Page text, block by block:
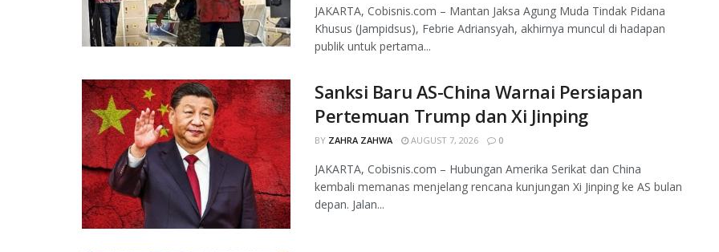
JAKARTA, Cobisnis.com – Mantan Jaksa Agung Muda Tindak Pidana
Khusus (Jampidsus), Febrie Adriansyah, akhirnya muncul di hadapan
publik untuk pertama...
Sanksi Baru AS-China Warnai Persiapan
Pertemuan Trump dan Xi Jinping
BY ZAHRA ZAHWA AUGUST 7, 2026 0
JAKARTA, Cobisnis.com – Hubungan Amerika Serikat dan China
kembali memanas menjelang rencana kunjungan Xi Jinping ke AS bulan
depan. Jalan...